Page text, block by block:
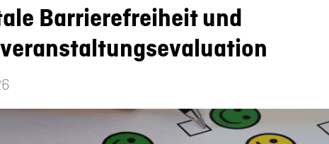
Barrierefreiheit und